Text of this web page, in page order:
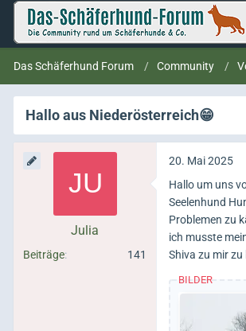
Das Schäferhund Forum Community
Hallo aus Niederösterreich😁
Julia
Beiträge 141
20. Mai 2025
Hallo um uns
Seelenhund
Problemen zu
ich musste
Shiva zu mir
BILDER